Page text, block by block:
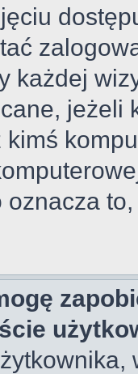
każdej
jeżeli
kimś